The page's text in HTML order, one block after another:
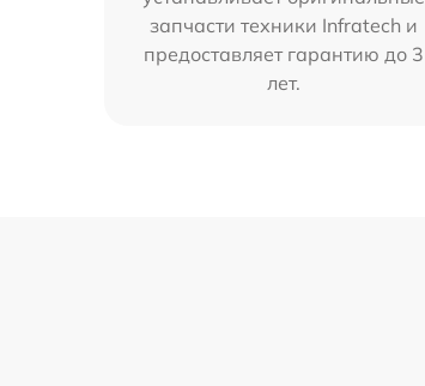
запчасти техники Infratech и
предоставляет гарантию до 3
лет.